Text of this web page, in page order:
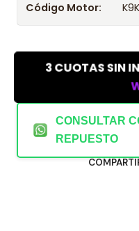
Código Motor:
3 CUOTAS SIN
CONSULTAR
REPUESTO